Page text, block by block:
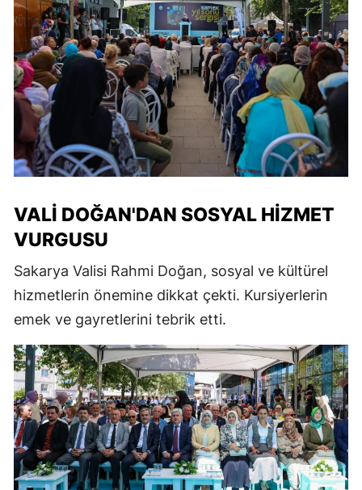
VALI DOĞAN'DAN SOSYAL HIZMET
VURGUSU
Sakarya Valisi Rahmi Doğan, sosyal ve kültürel
hizmetlerin önemine dikkat çekti. Kursiyerlerin
emek ve gayretlerini tebrik etti.